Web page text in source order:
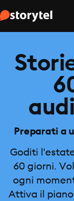
Preparati a
Goditi
60 giorni.
ogni
Attiva il